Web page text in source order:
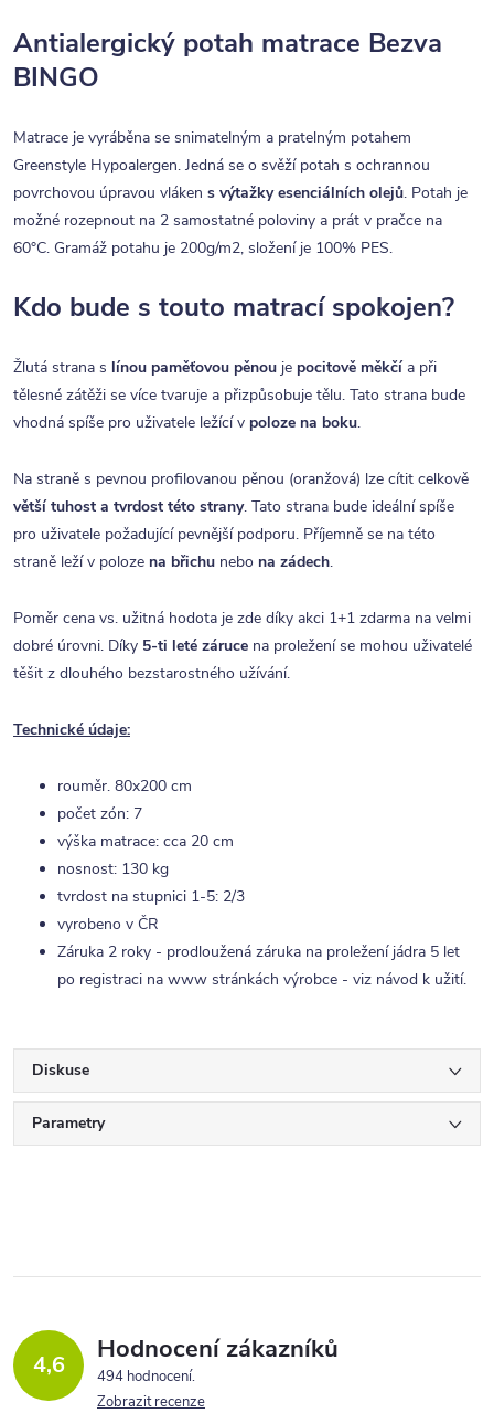
Antialergický potah matrace Bezva
BINGO
Matrace je vyráběna se snimatelným a pratelným potahem
Greenstyle Hypoalergen. Jedná se o svěží potah s ochrannou
povrchovou úpravou vláken s výtažky esenciálních olejů. Potah je
možné rozepnout na 2 samostatné poloviny a prát v pračce na
60°C. Gramáž potahu je 200g/m2, složení je 100% PES.
Kdo bude s touto matrací spokojen?
Žlutá strana s línou paměťovou pěnou je pocitově měkčí a při
tělesné zátěži se více tvaruje a přizpůsobuje tělu. Tato strana bude
vhodná spíše pro uživatele ležící v poloze na boku.
Na straně s pevnou profilovanou pěnou (oranžová) lze cítit celkově
větší tuhost a tvrdost této strany. Tato strana bude ideální spíše
pro uživatele požadující pevnější podporu. Příjemně se na této
straně leží v poloze na břichu nebo na zádech.
Poměr cena vs. užitná hodota je zde díky akci 1+1 zdarma na velmi
dobré úrovni. Díky 5-ti leté záruce na proležení se mohou uživatelé
těšit z dlouhého bezstarostného užívání.
Technické údaje:
rouměr. 80x200 cm
počet zón: 7
výška matrace: cca 20 cm
nosnost: 130 kg
tvrdost na stupnici 1-5: 2/3
vyrobeno v ČR
Záruka 2 roky - prodloužená záruka na proležení jádra 5 let
po registraci na www stránkách výrobce - viz návod k užití.
Diskuse
Parametry
4,6 Hodnocení zákazníků
494 hodnocení
Zobrazit recenze